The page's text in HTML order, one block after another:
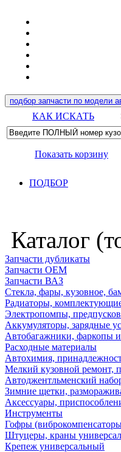
подбор запчасти по модели
КАК ИСКАТЬ
Показать корзину
ПОДБОР
Каталог
Запчасти дубликаты
Запчасти ОЕМ
Запчасти ВАЗ
Стекла, фары, кузовное,
Радиаторы,
Электропомпы,
Аккумуляторы, зарядные
Автобагажники, фаркопы и
Расходные материалы
Автохимия,
Мелкий кузовной ремонт,
Автоджентльменский
Зимние щетки,
Аксессуары,
Инструменты
Гофры
Штуцеры, краны
Крепеж универсальный